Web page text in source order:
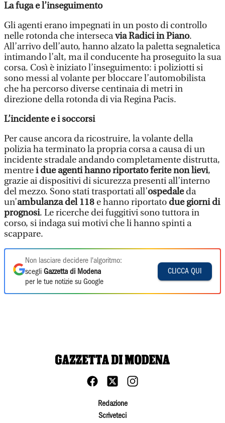
La fuga e l’inseguimento
Gli agenti erano impegnati in un posto di controllo
nelle rotonda che intersecavia Radici in Piano.
All’arrivo dell’auto, hanno alzato la paletta segnaletica
intimando l’alt, ma il conducente ha proseguito la sua
corsa. Così è iniziato l’inseguimento: i poliziotti si
sono messi al volante per bloccare l’automobilista
che ha percorso diverse centinaia di metri in
direzione della rotonda di via Regina Pacis.
L’incidente e i soccorsi
Per cause ancora da ricostruire, la volante della
polizia ha terminato la propria corsa a causa di un
incidente stradale andando completamente distrutta,
mentrei due agenti hanno riportato ferite non lievi,
grazie ai dispositivi di sicurezza presenti all’interno
del mezzo. Sono stati trasportati all’ospedaleda
un’ambulanza del 118 e hanno riportato due giorni di
prognosi. Le ricerche dei fuggitivi sono tuttora in
corso, si indaga sui motivi che li hanno spinti a
scappare.
Non lasciare decidere l'algoritmo:
scegli Gazzetta di Modena
per le tue notizie su Google
CLICCA QUI
Redazione
Scriveteci